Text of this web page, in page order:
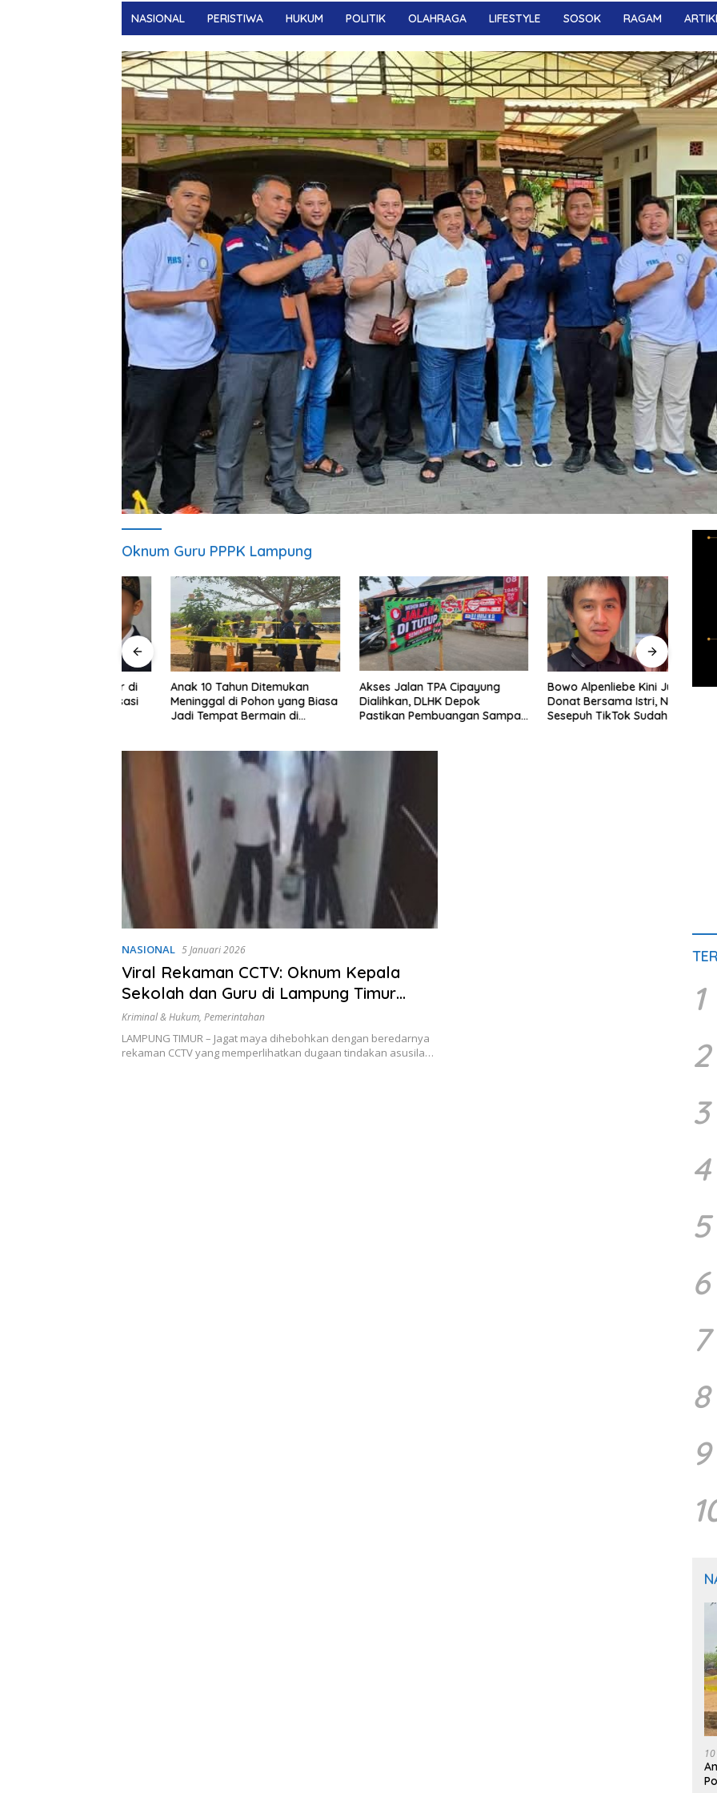
NASIONAL PERISTIWA HUKUM POLITIK OLAHRAGA LIFESTYLE SOSOK RAGAM
Oknum Guru PPPK Lampung
Anak 10 Tahun Ditemukan
Meninggal di Pohon yang Biasa
Jadi Tempat Bermain di
Akses Jalan TPA Cipayung
Dialihkan, DLHK Depok
Pastikan Pembuangan Sampah
Bowo Alpenliebe Kini Jualan
Donat Bersama Istri, Netizen:
Sesepuh TikTok Sudah Dewasa
MUI
NASIONAL 5 Januari 2026
Viral Rekaman CCTV: Oknum Kepala
Sekolah dan Guru di Lampung Timur
Diduga Ngamar di Hotel
Kriminal & Hukum, Pemerintahan
LAMPUNG TIMUR – Jagat maya dihebohkan dengan beredarnya
rekaman CCTV yang memperlihatkan dugaan tindakan asusila…
1
2
3
4
5
6
7
8
9